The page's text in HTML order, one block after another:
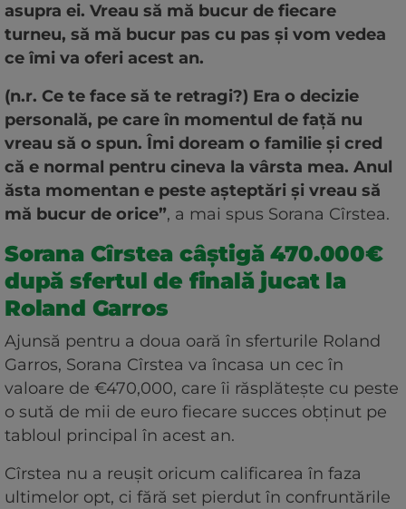
asupra ei. Vreau să mă bucur de fiecare
turneu, să mă bucur pas cu pas și vom vedea
ce îmi va oferi acest an.
(n.r. Ce te face să te retragi?) Era o decizie
personală, pe care în momentul de față nu
vreau să o spun. Îmi doream o familie și cred
că e normal pentru cineva la vârsta mea. Anul
ăsta momentan e peste așteptări și vreau să
mă bucur de orice”, a mai spus Sorana Cîrstea.
Sorana Cîrstea câștigă 470.000€
după sfertul de finală jucat la
Roland Garros
Ajunsă pentru a doua oară în sferturile Roland
Garros, Sorana Cîrstea va încasa un cec în
valoare de €470,000, care îi răsplătește cu peste
o sută de mii de euro fiecare succes obținut pe
tabloul principal în acest an.
Cîrstea nu a reușit oricum calificarea în faza
ultimelor opt, ci fără set pierdut în confruntările